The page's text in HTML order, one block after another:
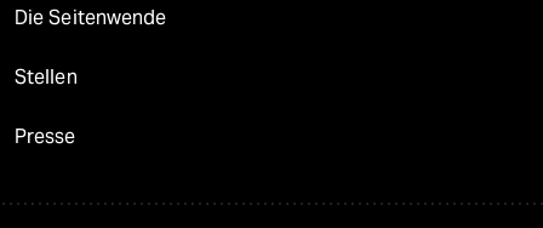
Die Seitenwende
Stellen
Presse